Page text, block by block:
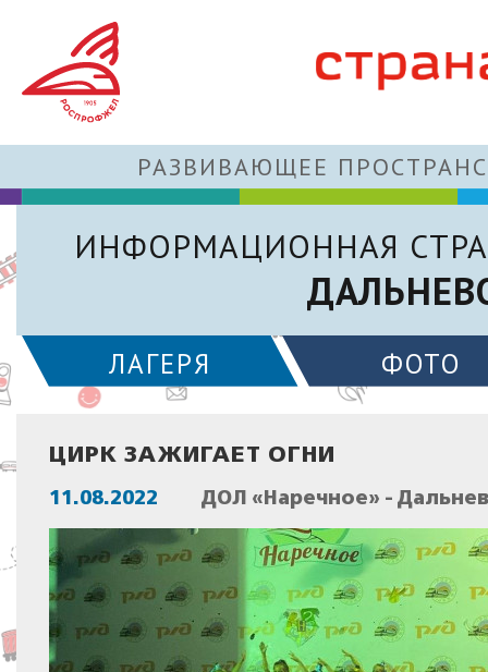
РАЗВИВАЮЩЕЕ
ИНФОРМАЦИОННАЯ
ЛАГЕРЯ ФОТО
ЦИРК ЗАЖИГАЕТ ОГНИ
11.08.2022 ДОЛ «Наречное» -